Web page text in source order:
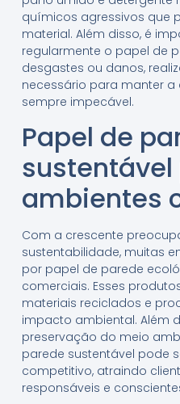
químicos agressivos que
material. Além disso, é
regularmente o papel de
desgastes ou danos,
necessário para manter
sempre impecável.
Papel de
sustentável
ambientes
Com a crescente
sustentabilidade, muitas
por papel de parede
comerciais. Esses
materiais reciclados e
impacto ambiental. Além
preservação do meio
parede sustentável pode
competitivo, atraindo
responsáveis e